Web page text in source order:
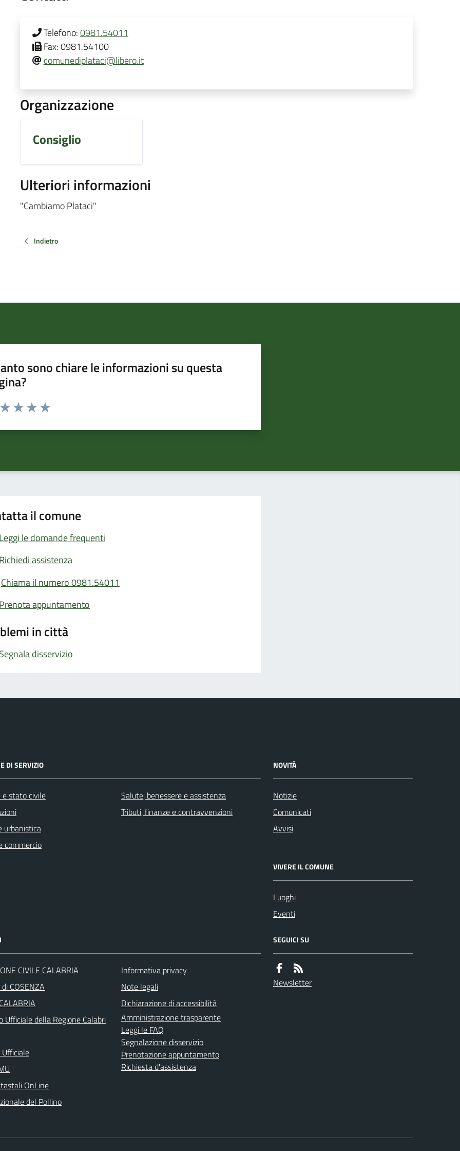
Telefono:0981.54011
Fax:0981.54100
comunediplataci@libero.it
Organizzazione
Consiglio
Ulteriori informazioni
"Cambiamo Plataci"
Indietro
sono chiare le informazioni su questa
da 1 a 5 stelle la pagina
il comune
Leggi le domande frequenti
Richiedi assistenza
Chiama il numero 0981.54011
Prenota appuntamento
in città
Segnala disservizio
DI SERVIZIO
e stato civile
urbanistica
commercio
Salute, benessere e assistenza
Tributi, finanze e contravvenzioni
NOVITÀ
Notizie
Comunicati
Avvisi
VIVERE IL COMUNE
Luoghi
Eventi
CIVILE CALABRIA
COSENZA
Ufficiale della Regione Calabri
OnLine
del Pollino
Informativa privacy
Note legali
Dichiarazione di accessibilità
Amministrazione trasparente
Leggi le FAQ
Segnalazione disservizio
Prenotazione appuntamento
Richiesta d'assistenza
SEGUICI SU
Newsletter